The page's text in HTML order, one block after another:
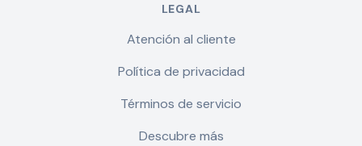
LEGAL
Atención al cliente
Política de privacidad
Términos de servicio
Descubre más